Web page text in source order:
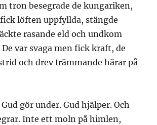
tron besegrade de kungariken,
löften uppfyllda, stängde
rasande eld och undkom
De var svaga men fick kraft, de
och drev främmande härar på
gör under. Gud hjälper. Och
Inte ett moln på himlen,